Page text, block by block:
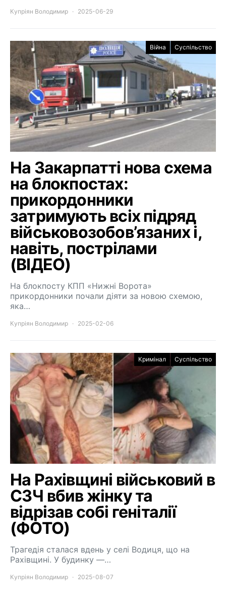
Купріян Володимир 2025-06-29
Війна Суспільство
На Закарпатті нова схема
на блокпостах:
прикордонники
затримують всіх підряд
військовозобов’язаних і,
навіть, пострілами
(ВІДЕО)
На блокпосту КПП «Нижні Ворота»
прикордонники почали діяти за новою схемою,
яка…
Купріян Володимир 2025-02-06
Кримінал Суспільство
На Рахівщині військовий в
СЗЧ вбив жінку та
відрізав собі геніталії
(ФОТО)
Трагедія сталася вдень у селі Водиця, що на
Рахівщині. У будинку —…
Купріян Володимир 2025-08-07